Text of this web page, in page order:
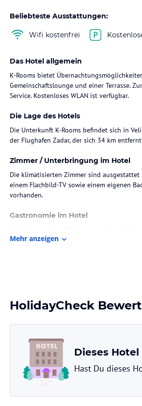
Beliebteste Ausstattungen:
Wifi kostenfrei
Das Hotel allgemein
K-Rooms bietet
Gemeinschaftslounge und einer Terrasse.
Service. Kostenloses WLAN ist verfügbar.
Die Lage des Hotels
Die Unterkunft K-Rooms befindet sich in
der Flughafen Zadar, der sich 34 km
Zimmer / Unterbringung im Hotel
Die klimatisierten Zimmer sind ausgestattet
einem Flachbild-TV sowie einem eigenen
vorhanden.
Gastronomie im Hotel
ein. Ein als Buffet serviertes, kontinentales
Hinweis: Verfasst von HolidayCheck mit
Mehr anzeigen
HolidayCheck
Dieses
Hast Du dieses